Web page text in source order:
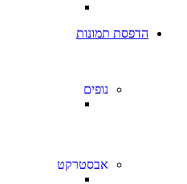
הדפסת תמונות
נופים
אבסטרקט